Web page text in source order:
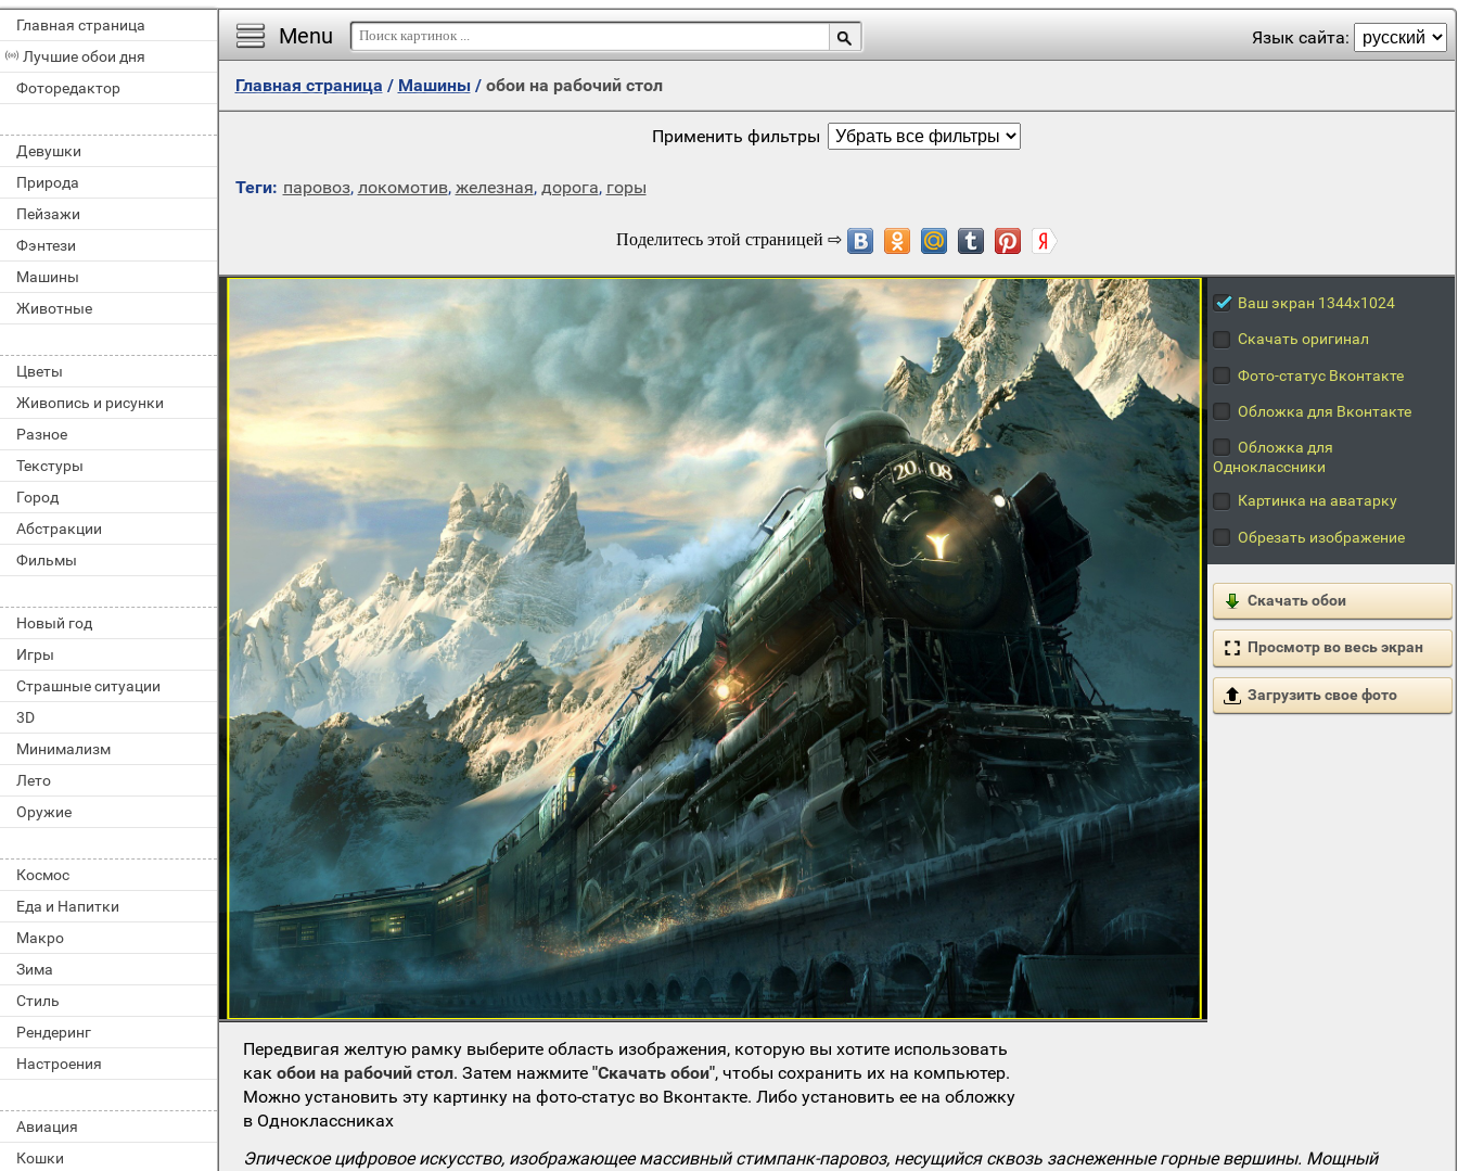
Главная страница
Лучшие обои дня
Фоторедактор
Девушки
Природа
Пейзажи
Фэнтези
Машины
Животные
Цветы
Живопись и рисунки
Разное
Текстуры
Город
Абстракции
Фильмы
Новый год
Игры
Страшные ситуации
3D
Минимализм
Лето
Оружие
Космос
Еда и Напитки
Макро
Зима
Стиль
Рендеринг
Настроения
Авиация
Кошки
Menu Язык сайта:
Главная страница / Машины/ обои на рабочий стол
Применить фильтры
Теги: паровоз, локомотив, железная, дорога, горы
Ваш экран 1344x1024
Скачать оригинал
Фото-статус Вконтакте
Обложка для Вконтакте
Обложка для
Одноклассники
Картинка на аватарку
Обрезать изображение
Скачать обои
Просмотр во весь экран
Загрузить свое фото
Передвигая желтую рамку выберите область изображения, которую вы хотите использовать
какобои на рабочий стол. Затем нажмите"Скачать обои", чтобы сохранить их на компьютер.
Можно установить эту картинку на фото-статус во Вконтакте. Либо установить ее на обложку
в Одноклассниках
Эпическое цифровое искусство, изображающее массивный стимпанк-паровоз, несущийся сквозь заснеженные горные вершины. Мощный